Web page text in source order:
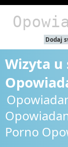
Dodaj
Wizyta u
Porno